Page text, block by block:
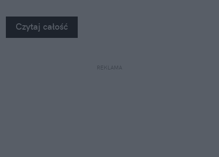
Czytaj całość
REKLAMA